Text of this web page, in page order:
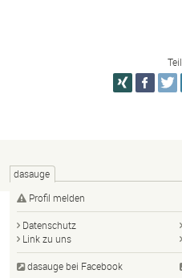
dasauge
Profil melden
Datenschutz
Link zu uns
dasauge bei Facebook